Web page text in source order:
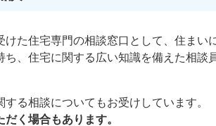
た住宅専門の相談窓口として、住まい
、住宅に関する広い知識を備えた相談
る相談についてもお受けしています。
く場合もあります。